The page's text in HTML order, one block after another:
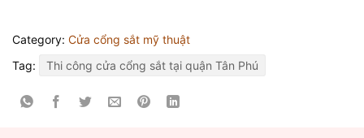
Category: Cửa cổng sắt mỹ thuật
Tag:
Thi công cửa cổng sắt tại quận Tân Phú